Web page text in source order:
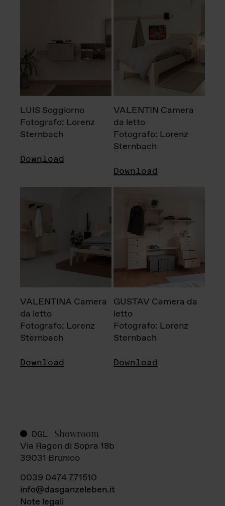
LUIS Soggiorno
Fotografo: Lorenz
Sternbach
Download
VALENTIN Camera
da letto
Fotografo: Lorenz
Sternbach
Download
VALENTINA Camera
da letto
Fotografo: Lorenz
Sternbach
Download
GUSTAV Camera da
letto
Fotografo: Lorenz
Sternbach
Download
DGL Showroom
Via Ragen di Sopra 18b
39031 Brunico
0039 0474 771510
info@dasganzeleben.it
Note legali